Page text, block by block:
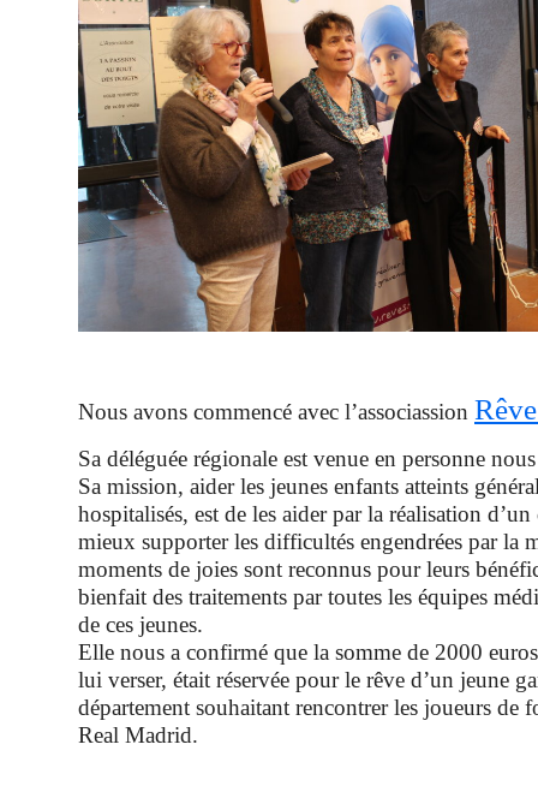
Nous avons commencé avec l’associassion
Sa déléguée régionale est venue en personne
Sa mission, aider les jeunes enfants atteints
hospitalisés, est de les aider par la réalisation d’un
mieux supporter les difficultés engendrées par la
moments de joies sont reconnus pour leurs
bienfait des traitements par toutes les équipes
de ces jeunes.
Elle nous a confirmé que la somme de 2000
lui verser, était réservée pour le rêve d’un jeune
département souhaitant rencontrer les joueurs de
Real Madrid.